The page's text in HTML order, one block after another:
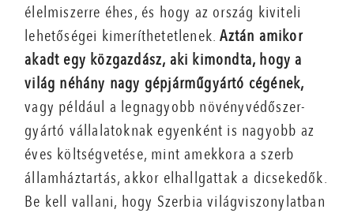
élelmiszerre éhes, és hogy az ország kiviteli
lehetőségei kimeríthetetlenek.Aztán amikor
akadt egy közgazdász, aki kimondta, hogy a
világ néhány nagy gépjárműgyártó cégének,
vagy például a legnagyobb növényvédőszer-
gyártó vállalatoknak egyenként is nagyobb az
éves költségvetése, mint amekkora a szerb
államháztartás, akkor elhallgattak a dicsekedők.
Be kell vallani, hogy Szerbia világviszonylatban